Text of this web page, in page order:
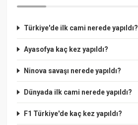
Türkiye'de ilk cami nerede yapıldı?
Ayasofya kaç kez yapıldı?
Ninova savaşı nerede yapıldı?
Dünyada ilk cami nerede yapıldı?
F1 Türkiye'de kaç kez yapıldı?